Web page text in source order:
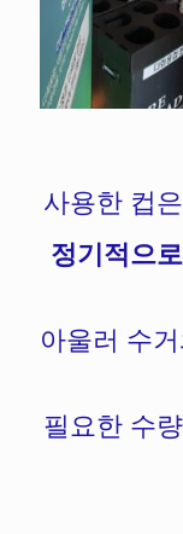
사용한 컵
정기적으
아울러 수
필요한 수